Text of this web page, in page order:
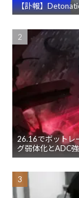
【訃報】
26.16でボットレ
グ弱体化とADC